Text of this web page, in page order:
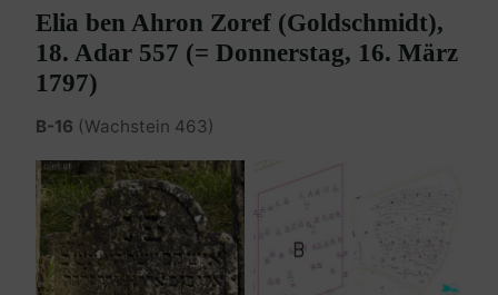
Elia ben Ahron Zoref (Goldschmidt),
18. Adar 557 (= Donnerstag, 16. März
1797)
B-16 (Wachstein 463)